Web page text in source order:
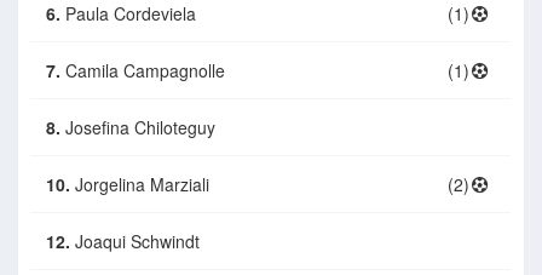
6. Paula Cordeviela (1)
7. Camila Campagnolle (1)
8. Josefina Chiloteguy
10. Jorgelina Marziali (2)
12. Joaqui Schwindt